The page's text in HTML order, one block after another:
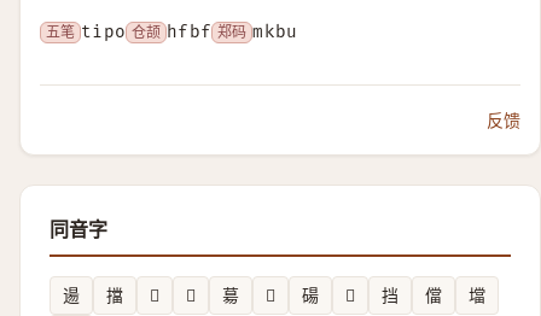
五笔 tipo 仓颉 hfbf 郑码 mkbu
反馈
同音字
逿 擋 𣿴 𨏻 𦳝 𥯕 碭 𧑘 挡 儅
壋